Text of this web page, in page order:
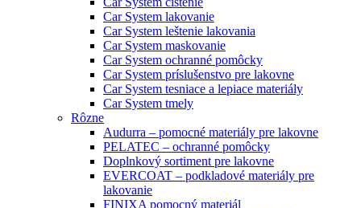
Car System lakovanie
Car System leštenie lakovania
Car System maskovanie
Car System ochranné pomôcky
Car System príslušenstvo pre lakovne
Car System tesniace a lepiace materiály
Car System tmely
Rôzne
Audurra – pomocné materiály pre lakovne
PELATEC – ochranné pomôcky
Doplnkový sortiment pre lakovne
EVERCOAT – podkladové materiály pre
lakovanie
FINIXA pomocný materiál